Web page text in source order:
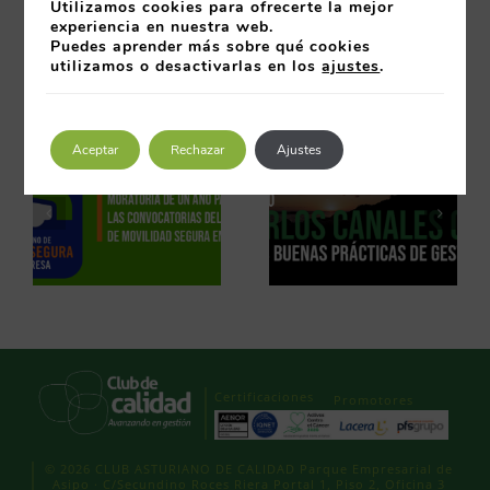
02 febrero 2014
Certificaciones Promotores
© 2026 CLUB ASTURIANO DE CALIDAD Parque Empresarial de
Asipo · C/Secundino Roces Riera Portal 1, Piso 2, Oficina 3
Utilizamos cookies para ofrecerte la mejor
experiencia en nuestra web.
Puedes aprender más sobre qué cookies
utilizamos o desactivarlas en losajustes.
Aceptar Rechazar Ajustes